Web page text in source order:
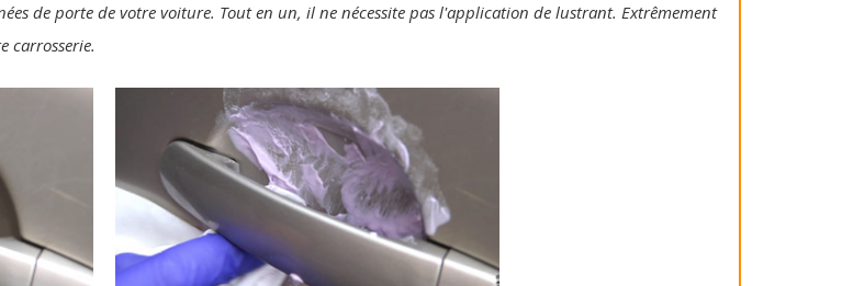
de porte de votre voiture. Tout en un, il ne nécessite pas l'application de lustrant. Extrêmement
carrosserie.